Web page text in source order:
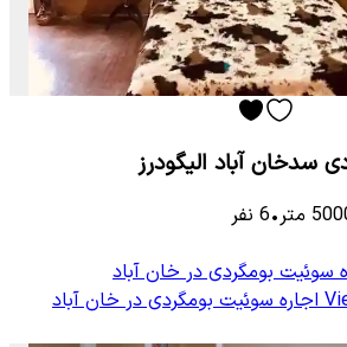
سدخان آباد الیگودرز
متر•
6 نفر
سوئیت بومگردی در خان آباد
اجاره سوئیت بومگردی در خان آباد